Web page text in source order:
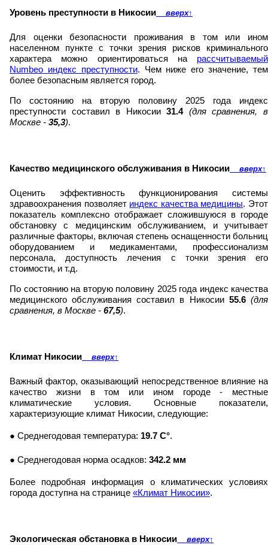
Уровень преступности в Никосии вверх↑
Для оценки безопасности проживания в том или ином
населенном пункте с точки зрения рисков криминального
характера можно ориентироваться на рассчитываемый
Numbeo индекс преступности. Чем ниже его значение, тем
более безопасным является город.
По состоянию на вторую половину 2025 года индекс
преступности составил в Никосии31.4
(для сравнения, в
Москве - 35,3).
Качество медицинского обслуживания в Никосии вверх↑
Оценить эффективность функционирования системы
здравоохранения позволяет индекс качества медицины. Этот
показатель комплексно отображает сложившуюся в городе
обстановку с медицинским обслуживанием, и учитывает
различные факторы, включая степень оснащенности больниц
оборудованием и медикаментами, профессионализм
персонала, доступность лечения с точки зрения его
стоимости, и т.д.
По состоянию на вторую половину 2025 года индекс качества
медицинского обслуживания составил в Никосии 55.6 (для
сравнения, в Москве - 67,5).
Климат Никосии вверх↑
Важный фактор, оказывающий непосредственное влияние на
качество жизни в том или ином городе - местные
климатические условия. Основные показатели,
характеризующие климат Никосии, следующие:
● Среднегодовая температура: 19.7 C°.
● Среднегодовая норма осадков: 342.2 мм
Более подробная информация о климатических условиях
города доступна на странице «Климат Никосии».
Экологическая обстановка в Никосии вверх↑